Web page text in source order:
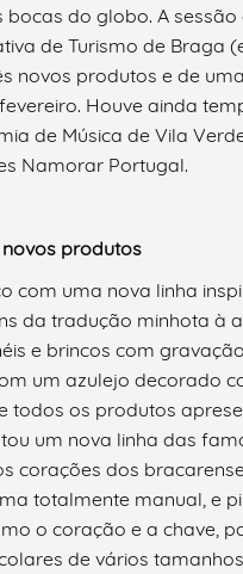
do globo. A
de Turismo de Braga
novos produtos e de
Houve ainda
de Música de Vila
Namorar Portugal.
novos produtos
com uma nova linha
da tradução minhota à
e brincos com
um azulejo decorado
todos os produtos
um nova linha das
corações dos
totalmente manual, e
o coração e a chave,
de vários